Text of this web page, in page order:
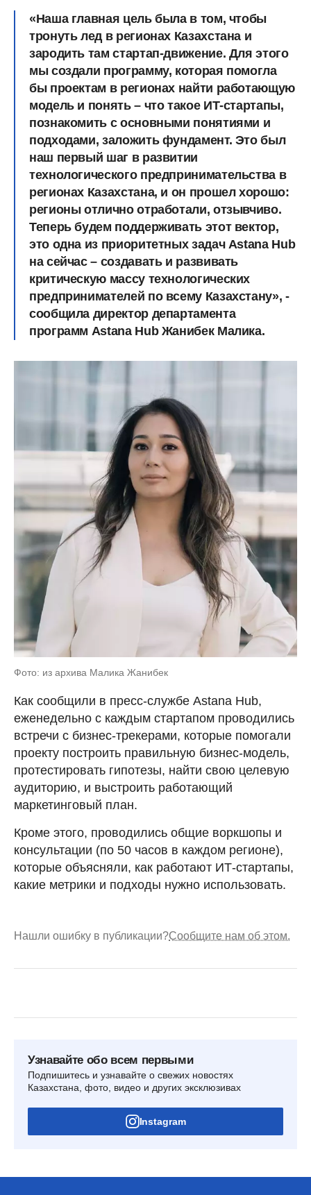
«Наша главная цель была в том, чтобы
тронуть лед в регионах Казахстана и
зародить там стартап-движение. Для этого
мы создали программу, которая помогла
бы проектам в регионах найти работающую
модель и понять – что такое ИТ-стартапы,
познакомить с основными понятиями и
подходами, заложить фундамент. Это был
наш первый шаг в развитии
технологического предпринимательства в
регионах Казахстана, и он прошел хорошо:
регионы отлично отработали, отзывчиво.
Теперь будем поддерживать этот вектор,
это одна из приоритетных задач Astana Hub
на сейчас – создавать и развивать
критическую массу технологических
предпринимателей по всему Казахстану», -
сообщила директор департамента
программ Astana Hub Жанибек Малика.
Фото: из архива Малика Жанибек
Как сообщили в пресс-службе Astana Hub,
еженедельно с каждым стартапом проводились
встречи с бизнес-трекерами, которые помогали
проекту построить правильную бизнес-модель,
протестировать гипотезы, найти свою целевую
аудиторию, и выстроить работающий
маркетинговый план.
Кроме этого, проводились общие воркшопы и
консультации (по 50 часов в каждом регионе),
которые объясняли, как работают ИТ-стартапы,
какие метрики и подходы нужно использовать.
Нашли ошибку в публикации?Сообщите нам об этом.
Узнавайте обо всем первыми
Подпишитесь и узнавайте о свежих новостях
Казахстана, фото, видео и других эксклюзивах
Instagram